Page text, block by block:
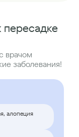
пересадке
врачом
заболевания!
алопеция